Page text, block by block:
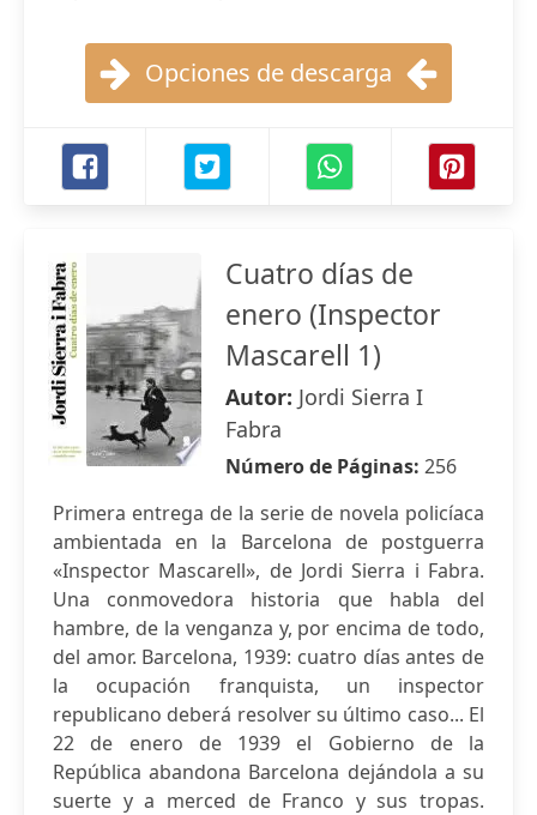
Opciones de descarga
Cuatro días de
enero (Inspector
Mascarell 1)
Autor: Jordi Sierra I
Fabra
Número de Páginas: 256
Primera entrega de la serie de novela policíaca
ambientada en la Barcelona de postguerra
«Inspector Mascarell», de Jordi Sierra i Fabra.
Una conmovedora historia que habla del
hambre, de la venganza y, por encima de todo,
del amor. Barcelona, 1939: cuatro días antes de
la ocupación franquista, un inspector
republicano deberá resolver su último caso... El
22 de enero de 1939 el Gobierno de la
República abandona Barcelona dejándola a su
suerte y a merced de Franco y sus tropas.